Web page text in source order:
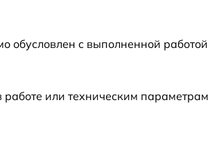
обусловлен с выполненной
или техническим